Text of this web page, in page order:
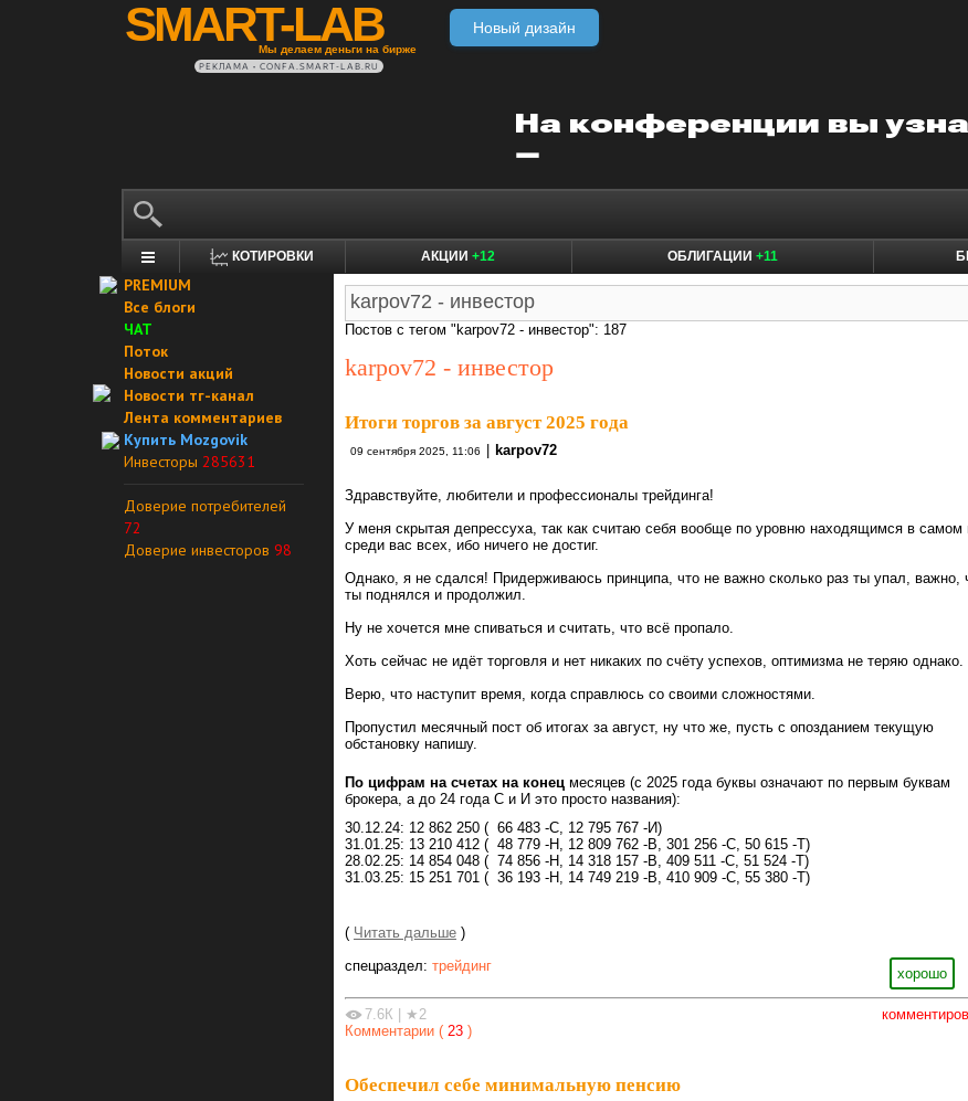
SMART-LAB
Мы делаем деньги на бирже
Новый дизайн
РЕКЛАМА • CONFA.SMART-LAB.RU
КОТИРОВКИ АКЦИИ +12 ОБЛИГАЦИИ +11
PREMIUM
Все блоги
ЧАТ
Поток
Новости акций
Новости тг-канал
Лента комментариев
Купить Mozgovik
Инвесторы 285631
Доверие потребителей
72
Доверие инвесторов 98
Постов с тегом "karpov72 - инвестор": 187
karpov72 - инвестор
Итоги торгов за август 2025 года
09 сентября 2025, 11:06 | karpov72
Здравствуйте, любители и профессионалы трейдинга!
У меня скрытая депрессуха, так как считаю себя вообще по уровню находящимся в самом
среди вас всех, ибо ничего не достиг.
Однако, я не сдался! Придерживаюсь принципа, что не важно сколько раз ты упал, важно,
ты поднялся и продолжил.
Ну не хочется мне спиваться и считать, что всё пропало.
Хоть сейчас не идёт торговля и нет никаких по счёту успехов, оптимизма не теряю однако.
Верю, что наступит время, когда справлюсь со своими сложностями.
Пропустил месячный пост об итогах за август, ну что же, пусть с опозданием текущую
обстановку напишу.
По цифрам на счетах на конец месяцев (с 2025 года буквы означают по первым буквам
брокера, а до 24 года С и И это просто названия):
30.12.24: 12 862 250 ( 66 483 -С, 12 795 767 -И)
31.01.25: 13 210 412 ( 48 779 -Н, 12 809 762 -В, 301 256 -С, 50 615 -Т)
28.02.25: 14 854 048 ( 74 856 -Н, 14 318 157 -В, 409 511 -С, 51 524 -Т)
31.03.25: 15 251 701 ( 36 193 -Н, 14 749 219 -В, 410 909 -С, 55 380 -Т)
( Читать дальше )
хорошо
спецраздел: трейдинг
7.6К
★2
Комментарии ( 23 )
Обеспечил себе минимальную пенсию